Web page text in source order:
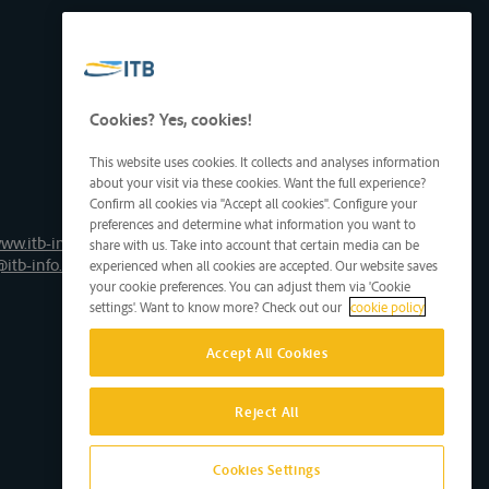
info.be
info.be
Cookies? Yes, cookies!
This website uses cookies. It collects and analyses information
about your visit via these cookies. Want the full experience?
Confirm all cookies via "Accept all cookies". Configure your
preferences and determine what information you want to
share with us. Take into account that certain media can be
experienced when all cookies are accepted. Our website saves
your cookie preferences. You can adjust them via 'Cookie
settings'. Want to know more? Check out our cookie policy
Accept All Cookies
Reject All
Cookies Settings